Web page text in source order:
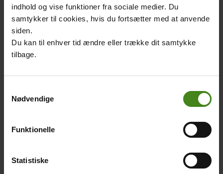
indhold og vise funktioner fra sociale medier. Du
samtykker til cookies, hvis du fortsætter med at anvende
siden.
Du kan til enhver tid ændre eller trække dit samtykke
tilbage.
Nødvendige
Funktionelle
Statistiske
anke bé." Det
betyder: "alle
samles i fred."
Det er trommens
formål. (Ordet
samles, og ordet bé betyder fred.)
Djemben har været kendt i Vestafrika i mange år. Den
omkring år 1200. Kongedømmet var et landområde, der
bestod af de lande, som i dag hedder Mali, Guinea,
Sekoubas familie er grioter – altså en musiker-familie.